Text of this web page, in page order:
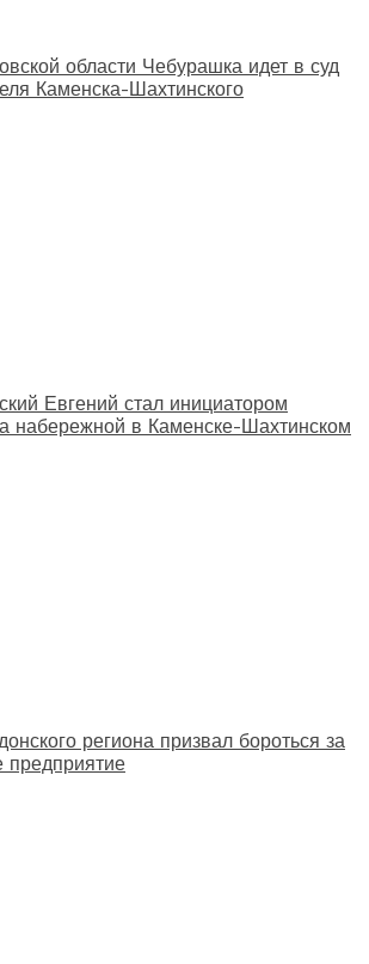
области Чебурашка идет в суд
Каменска-Шахтинского
Евгений стал инициатором
набережной в Каменске-Шахтинском
региона призвал бороться за
предприятие